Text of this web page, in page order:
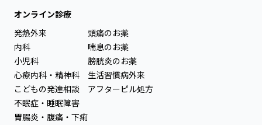
オンライン診療
発熱外来
内科
小児科
心療内科・精神科
こどもの発達相談
不眠症・睡眠障害
胃腸炎・腹痛・下痢
頭痛のお薬
喘息のお薬
膀胱炎のお薬
生活習慣病外来
アフターピル処方